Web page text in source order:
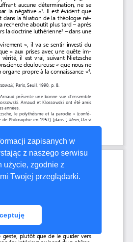
zapisanych w
z naszego serwisu
użycie, zgodnie z
Twojej przeglądarki.